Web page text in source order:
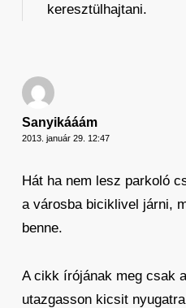
keresztülhajtani.
Sanyikááám
2013. január 29. 12:47
Hát ha nem lesz parkoló
a városba biciklivel járni,
benne.
A cikk írójának meg csak
utazgasson kicsit